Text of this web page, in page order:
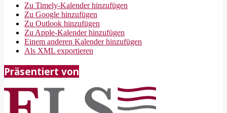
Zu Timely-Kalender hinzufügen
Zu Google hinzufügen
Zu Outlook hinzufügen
Zu Apple-Kalender hinzufügen
Einem anderen Kalender hinzufügen
Als XML exportieren
2018-
05-
Präsentiert von